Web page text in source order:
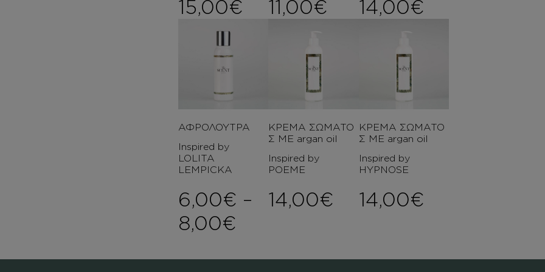
15,00€ 11,00€ 14,00€
ΑΦΡΟΛΟΥΤΡΑ
Inspired by
LOLITA
LEMPICKA
6,00€ –
8,00€Price range: 6,00€ through
ΚΡΕΜΑ ΣΩΜΑΤΟ
Σ ΜΕ argan oil
Inspired by
POEME
14,00€
ΚΡΕΜΑ ΣΩΜΑΤΟ
Σ ΜΕ argan oil
Inspired by
HYPNOSE
14,00€